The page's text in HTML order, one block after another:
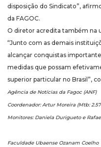
disposição do Sindicato”,
da FAGOC.
O diretor acredita também na
“Junto com as demais
alcançar conquistas
medidas que possam
superior particular no Brasil”,
Agência de Notícias da Fagoc (ANF)
Coordenador: Artur Moreira (Mtb:
Monitores: Daniela Durigueto e
Faculdade Ubaense Ozanam Coelho